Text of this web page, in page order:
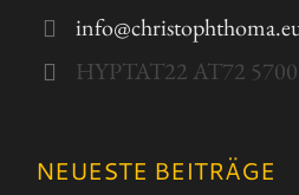
HYPTAT22 AT72
NEUESTE BEITRÄGE